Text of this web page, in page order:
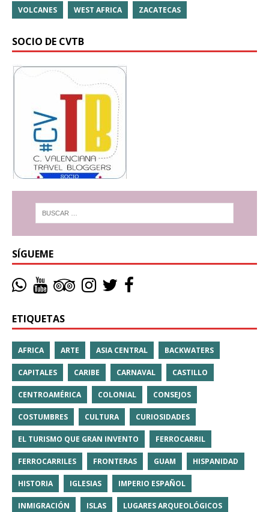
VOLCANES WEST AFRICA ZACATECAS
SOCIO DE CVTB
SÍGUEME
ETIQUETAS
AFRICA ARTE ASIA CENTRAL BACKWATERS
CAPITALES CARIBE CARNAVAL CASTILLO
CENTROAMÉRICA COLONIAL CONSEJOS
COSTUMBRES CULTURA CURIOSIDADES
EL TURISMO QUE GRAN INVENTO FERROCARRIL
FERROCARRILES FRONTERAS GUAM HISPANIDAD
HISTORIA IGLESIAS IMPERIO ESPAÑOL
INMIGRACIÓN ISLAS LUGARES ARQUEOLÓGICOS